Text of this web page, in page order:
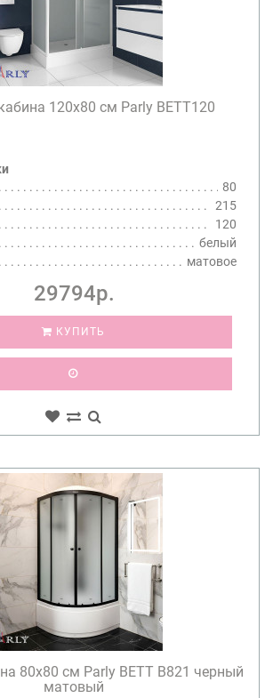
120х80 см Parly BETT120
80
215
120
белый
матовое
29794р.
КУПИТЬ
80х80 см Parly BETT B821 черный
матовый